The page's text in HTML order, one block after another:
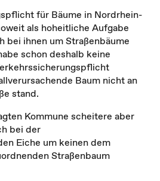
für Bäume in Nordrhein-
als hoheitliche Aufgabe
bei ihnen um Straßenbäume
schon deshalb keine
Baum nicht an
stand.
Kommune scheitere aber
bei der
Eiche um keinen dem
Straßenbaum